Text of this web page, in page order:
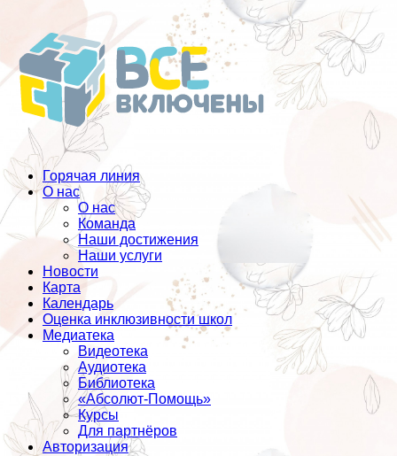
Горячая линия
О нас
О нас
Команда
Наши достижения
Наши услуги
Новости
Карта
Календарь
Оценка инклюзивности школ
Медиатека
Видеотека
Аудиотека
Библиотека
«Абсолют-Помощь»
Курсы
Для партнёров
Авторизация